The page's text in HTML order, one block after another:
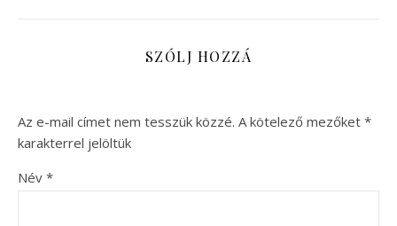
SZÓLJ HOZZÁ
Az e-mail címet nem tesszük közzé. A kötelező mezőket *
karakterrel jelöltük
Név *